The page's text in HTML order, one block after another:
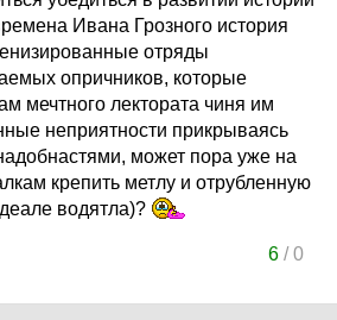
Ивана Грозного история
отряды
опричников, которые
мечтного лектората чиня им
неприятности прикрываясь
может пора уже на
крепить метлу и отрубленную
водятла)?
6/0